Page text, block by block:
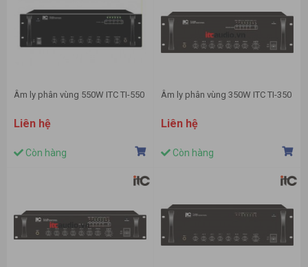
Âm ly phân vùng 550W ITC TI-550
Liên hệ
Còn hàng
Âm ly phân vùng 350W ITC TI-350
Liên hệ
Còn hàng